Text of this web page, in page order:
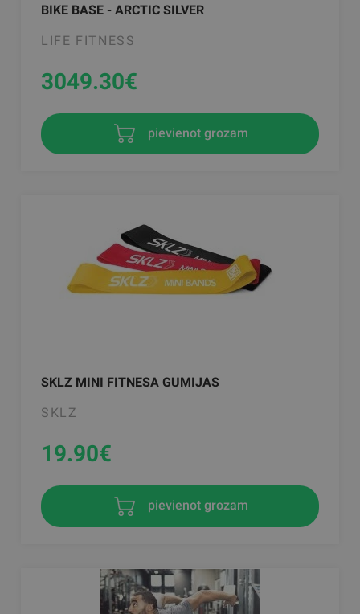
BIKE BASE - ARCTIC SILVER
LIFE FITNESS
3049.30€
pievienot grozam
SKLZ MINI FITNESA GUMIJAS
SKLZ
19.90€
pievienot grozam